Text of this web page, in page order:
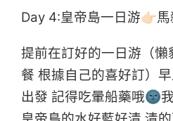
Day 4:皇帝島一日游👉🏻
提前在訂好的一日游（
餐 根據自己的喜好訂）
出發 記得吃暈船藥哦🌚